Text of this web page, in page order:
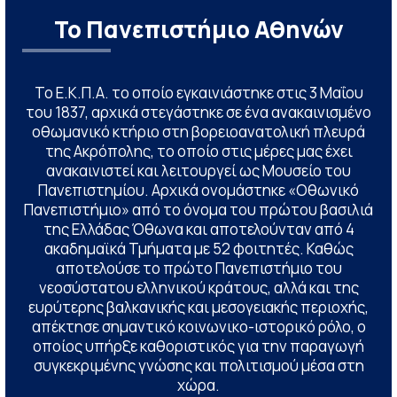
Το Πανεπιστήμιο Αθηνών
Το Ε.Κ.Π.Α. το οποίο εγκαινιάστηκε στις 3 Μαΐου
του 1837, αρχικά στεγάστηκε σε ένα ανακαινισμένο
οθωμανικό κτήριο στη βορειοανατολική πλευρά
της Ακρόπολης, το οποίο στις μέρες μας έχει
ανακαινιστεί και λειτουργεί ως Μουσείο του
Πανεπιστημίου. Αρχικά ονομάστηκε «Οθωνικό
Πανεπιστήμιο» από το όνομα του πρώτου βασιλιά
της Ελλάδας Όθωνα και αποτελούνταν από 4
ακαδημαϊκά Τμήματα με 52 φοιτητές. Καθώς
αποτελούσε το πρώτο Πανεπιστήμιο του
νεοσύστατου ελληνικού κράτους, αλλά και της
ευρύτερης βαλκανικής και μεσογειακής περιοχής,
απέκτησε σημαντικό κοινωνικο-ιστορικό ρόλο, ο
οποίος υπήρξε καθοριστικός για την παραγωγή
συγκεκριμένης γνώσης και πολιτισμού μέσα στη
χώρα.